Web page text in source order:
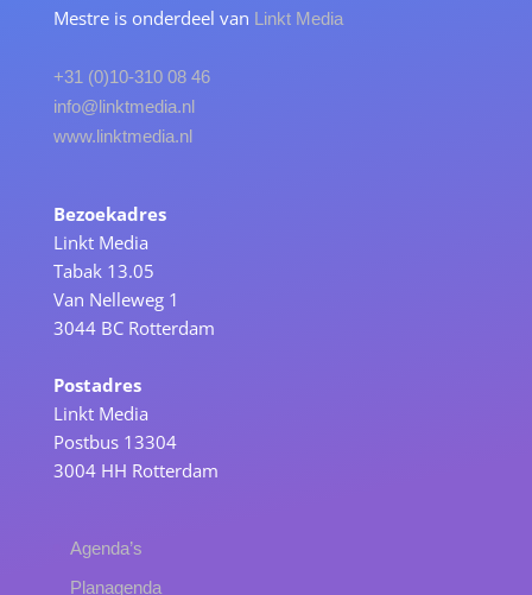
Mestre is onderdeel van Linkt Media
+31 (0)10-310 08 46
info@linktmedia.nl
www.linktmedia.nl
Bezoekadres
Linkt Media
Tabak 13.05
Van Nelleweg 1
3044 BC Rotterdam
Postadres
Linkt Media
Postbus 13304
3004 HH Rotterdam
Agenda’s
Planagenda